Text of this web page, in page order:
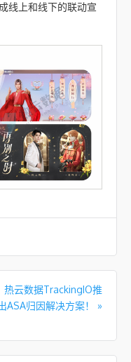
线上和线下的联动宣
热云数据TrackingIO推
ASA归因解决方案！
»